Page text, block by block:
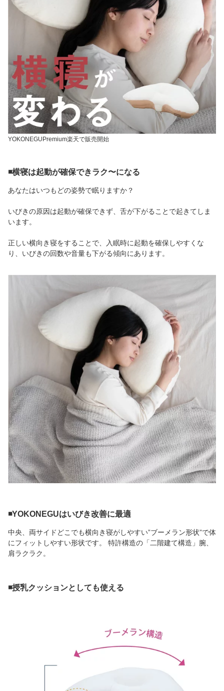
YOKONEGUPremium楽天で販売開始
◾️横寝は起動が確保できラク〜になる
あなたはいつもどの姿勢で眠りますか？
いびきの原因は起動が確保できず、舌が下がることで起きてしま
います。
正しい横向き寝をすることで、入眠時に起動を確保しやすくな
り、いびきの回数や音量も下がる傾向にあります。
◾️YOKONEGUはいびき改善に最適
中央、両サイドどこでも横向き寝がしやすい”ブーメラン形状”で体
にフィットしやすい形状です。 特許構造の「二階建て構造」腕、
肩ラクラク。
◾️授乳クッションとしても使える